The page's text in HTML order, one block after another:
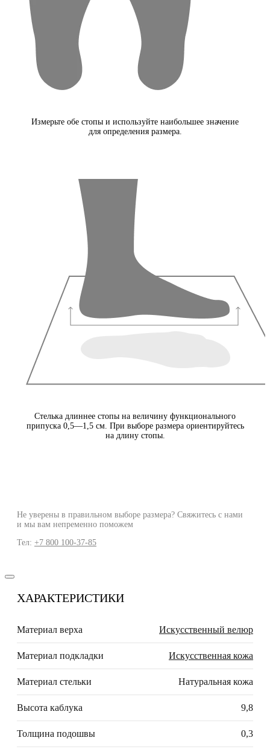
Измерьте обе стопы и используйте наибольшее значение
для определения размера.
Стелька длиннее стопы на величину функционального
припуска 0,5—1,5 см. При выборе размера ориентируйтесь
на длину стопы.
Не уверены в правильном выборе размера? Свяжитесь с нами
и мы вам непременно поможем
Тел: +7 800 100-37-85
ХАРАКТЕРИСТИКИ
Материал верха Искусственный велюр
Материал подкладки Искусственная кожа
Материал стельки Натуральная кожа
Высота каблука 9,8
Толщина подошвы 0,3